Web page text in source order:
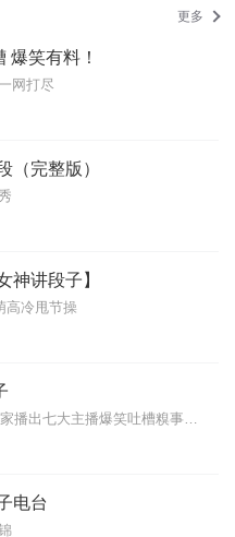
更多
爆笑有料！
网打尽
（完整版）
神讲段子】
高冷甩节操
本节目由喜马拉雅fm独家播出七大主播爆笑吐槽糗事囧闻，包你开心一整天
电台